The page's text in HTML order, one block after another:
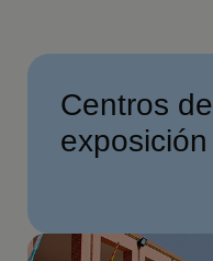
Centros de
exposición